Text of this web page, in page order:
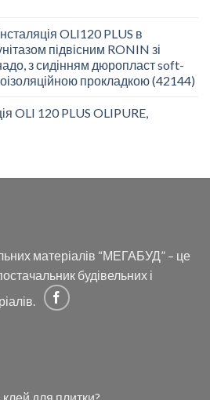
OLI120 PLUS в
підвісним RONIN зі
з сидінням дюропласт soft-
прокладкою (42144)
OLI 120 PLUS OLIPURE,
матеріалів “МЕГАБУД” – це
будівельних і